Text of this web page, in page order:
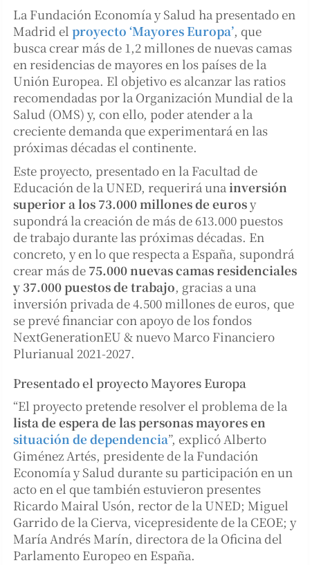
La Fundación Economía y Salud ha presentado en
Madrid el proyecto ‘Mayores Europa’, que
busca crear más de 1,2 millones de nuevas camas
en residencias de mayores en los países de la
Unión Europea. El objetivo es alcanzar las ratios
recomendadas por la Organización Mundial de la
Salud (OMS) y, con ello, poder atender a la
creciente demanda que experimentará en las
próximas décadas el continente.
Este proyecto, presentado en la Facultad de
Educación de la UNED, requerirá unainversión
superior a los 73.000 millones de eurosy
supondrá la creación de más de 613.000 puestos
de trabajo durante las próximas décadas. En
concreto, y en lo que respecta a España, supondrá
crear más de 75.000 nuevas camas residenciales
y 37.000 puestos de trabajo, gracias a una
inversión privada de 4.500 millones de euros, que
se prevé financiar con apoyo de los fondos
NextGenerationEU & nuevo Marco Financiero
Plurianual 2021-2027.
Presentado el proyecto Mayores Europa
“El proyecto pretende resolver el problema de la
lista de espera de las personas mayores en
situación de dependencia”, explicó Alberto
Giménez Artés, presidente de la Fundación
Economía y Salud durante su participación en un
acto en el que también estuvieron presentes
Ricardo Mairal Usón, rector de la UNED; Miguel
Garrido de la Cierva, vicepresidente de la CEOE; y
María Andrés Marín, directora de la Oficina del
Parlamento Europeo en España.